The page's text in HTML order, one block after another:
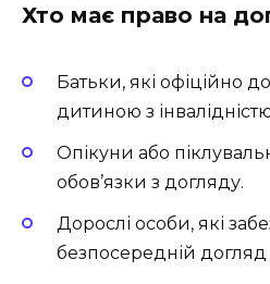
Хто має право на
Батьки, які офіційно
дитиною з
Опікуни або
обов’язки з догляду.
Дорослі особи, які
безпосередній